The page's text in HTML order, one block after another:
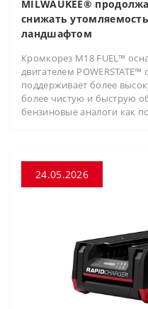
MILWAUKEE®
снижать
ландшафтом
Кромкорез M18 FUEL™
двигателем
поддерживает более
более чистую и быструю
бензиновые аналоги как
24.05.2026